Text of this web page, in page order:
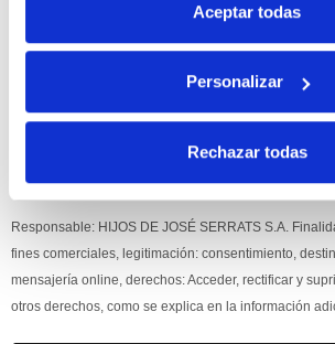
Aceptar todas
Personalizar
Rechazar todas
un 10% de descuentoen tu
Responsable: HIJOS DE JOSÉ SERRATS S.A.
fines comerciales, legitimación: consentimiento,
mensajería online, derechos: Acceder, rectificar y
otros derechos, como se explica en la información